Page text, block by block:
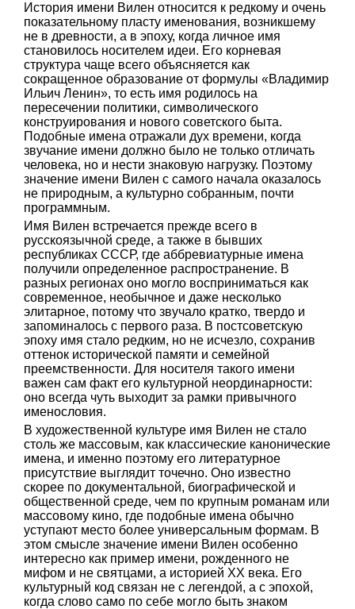
История имени Вилен относится к редкому и очень
показательному пласту именования, возникшему
не в древности, а в эпоху, когда личное имя
становилось носителем идеи. Его корневая
структура чаще всего объясняется как
сокращенное образование от формулы «Владимир
Ильич Ленин», то есть имя родилось на
пересечении политики, символического
конструирования и нового советского быта.
Подобные имена отражали дух времени, когда
звучание имени должно было не только отличать
человека, но и нести знаковую нагрузку. Поэтому
значение имени Вилен с самого начала оказалось
не природным, а культурно собранным, почти
программным.
Имя Вилен встречается прежде всего в
русскоязычной среде, а также в бывших
республиках СССР, где аббревиатурные имена
получили определенное распространение. В
разных регионах оно могло восприниматься как
современное, необычное и даже несколько
элитарное, потому что звучало кратко, твердо и
запоминалось с первого раза. В постсоветскую
эпоху имя стало редким, но не исчезло, сохранив
оттенок исторической памяти и семейной
преемственности. Для носителя такого имени
важен сам факт его культурной неординарности:
оно всегда чуть выходит за рамки привычного
именословия.
В художественной культуре имя Вилен не стало
столь же массовым, как классические канонические
имена, и именно поэтому его литературное
присутствие выглядит точечно. Оно известно
скорее по документальной, биографической и
общественной среде, чем по крупным романам или
массовому кино, где подобные имена обычно
уступают место более универсальным формам. В
этом смысле значение имени Вилен особенно
интересно как пример имени, рожденного не
мифом и не святцами, а историей ХХ века. Его
культурный код связан не с легендой, а с эпохой,
когда слово само по себе могло быть знаком